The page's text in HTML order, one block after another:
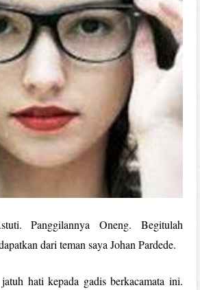
Panggilannya Oneng. Begitulah
dari teman saya Johan Pardede.
hati kepada gadis berkacamata ini.